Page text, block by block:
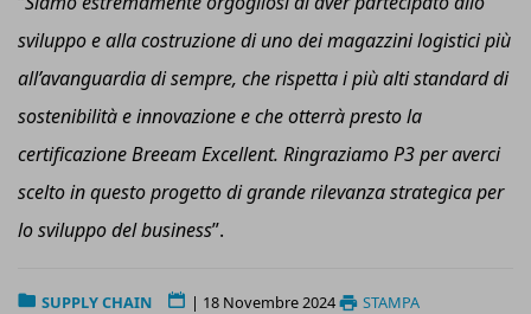
sviluppo e alla costruzione di uno dei magazzini logistici più
all’avanguardia di sempre, che rispetta i più alti standard di
sostenibilità e innovazione e che otterrà presto la
certificazione Breeam Excellent. Ringraziamo P3 per averci
scelto in questo progetto di grande rilevanza strategica per
lo sviluppo del business”.
SUPPLY CHAIN | 18 Novembre 2024
STAMPA